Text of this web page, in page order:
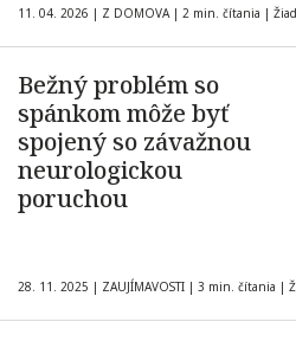
11. 04. 2026 | Z DOMOVA | 2 min. čítania |
Bežný problém so
spánkom môže byť
spojený so závažnou
neurologickou
poruchou
28. 11. 2025 | ZAUJÍMAVOSTI | 3 min. čítania |